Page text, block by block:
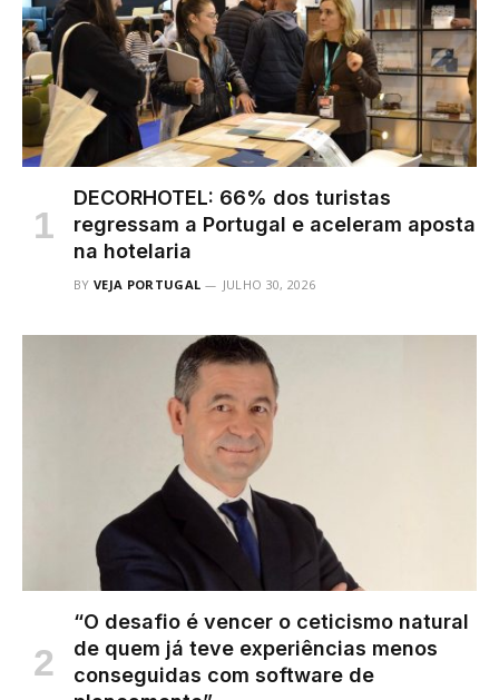
DECORHOTEL: 66% dos turistas
regressam a Portugal e aceleram aposta
na hotelaria
BY VEJA PORTUGAL JULHO 30, 2026
“O desafio é vencer o ceticismo natural
de quem já teve experiências menos
conseguidas com software de